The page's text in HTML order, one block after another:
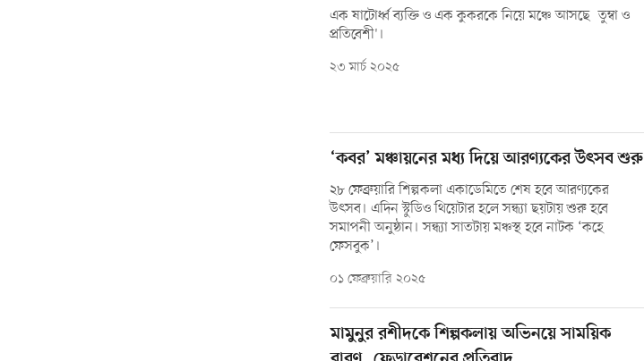
এক ষাটোর্ধ্ব ব্যক্তি ও এক কুকরকে নিয়ে মঞ্চে আসছে `তুম্বা ও
প্রতিবেশী'।
২৩ মার্চ ২০২৫
‘কবর’ মঞ্চায়নের মধ্য দিয়ে আরণ্যকের উৎসব শুরু
২৮ ফেব্রুয়ারি শিল্পকলা একাডেমিতে শেষ হবে আরণ্যকের
উৎসব। এদিন স্টুডিও থিয়েটার হলে সন্ধ্যা ছয়টায় শুরু হবে
সমাপনী অনুষ্ঠান। সন্ধ্যা সাতটায় মঞ্চস্থ হবে নাটক ‘কহে
ফেসবুক’।
০১ ফেব্রুয়ারি ২০২৫
মামুনুর রশীদকে শিল্পকলায় অভিনয়ে সাময়িক